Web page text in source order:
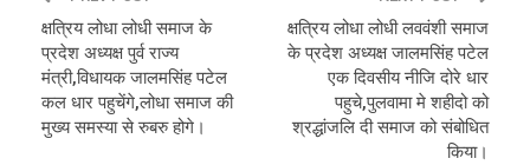
क्षत्रिय लोधा लोधी समाज के
प्रदेश अध्यक्ष पुर्व राज्य
मंत्री,विधायक जालमसिंह पटेल
कल धार पहुचेंगे,लोधा समाज की
मुख्य समस्या से रुबरु होगे।
क्षत्रिय लोधा लोधी लववंशी समाज
के प्रदेश अध्यक्ष जालमसिंह पटेल
एक दिवसीय नीजि दोरे धार
पहुचे,पुलवामा मे शहीदो को
श्रद्धांजलि दी समाज को संबोधित
किया।